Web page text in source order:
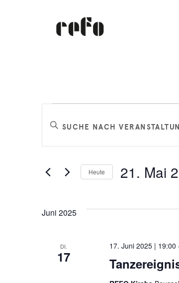
Suche
und
Ansichten,
Schlüsselwort
eingeben.
nach
Heute 21. Mai
Juni 2025
DI.
17
17. Juni 2025 | 19:00